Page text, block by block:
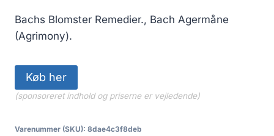
Bachs Blomster Remedier., Bach Agermåne
(Agrimony).
Køb her
(sponsoreret indhold og priserne er vejledende)
Varenummer (SKU): 8dae4c3f8deb